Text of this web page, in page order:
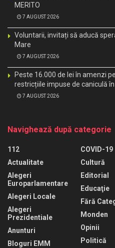
MERITO
7 AUGUST 2026
Voluntarii, invitați să aducă
Mare
7 AUGUST 2026
Peste 16.000 de lei în amenzi
restricțiile impuse de caniculă
7 AUGUST 2026
Navighează după categorie
112
Actualitate
Alegeri
Europarlamentare
Alegeri Locale
Alegeri
Prezidentiale
Anunturi
Bloguri EMM
COVID-19
Cultură
Editorial
Educaţie
Fără
Monden
Opinii
Politică